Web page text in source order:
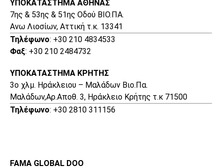
ΥΠΟΚΑΤΑΣΤΗΜΑ ΑΘΗΝΑΣ
7ης & 53ης & 51ης Οδού ΒΙΟ.ΠΑ.
Ανω Λιοσίων, Αττική τ.κ. 13341
Τηλέφωνο: +30 210 4834533
Φαξ: +30 210 2484732
ΥΠΟΚΑΤΑΣΤΗΜΑ ΚΡΗΤΗΣ
3o χλμ. Ηράκλειου – Μαλάδων Βιο.Πα.
Μαλάδων,Αρ.Αποθ. 3, Ηράκλειο Κρήτης τ.κ 71500
Τηλέφωνο: +30 2810 311156
FAMA GLOBAL DOO